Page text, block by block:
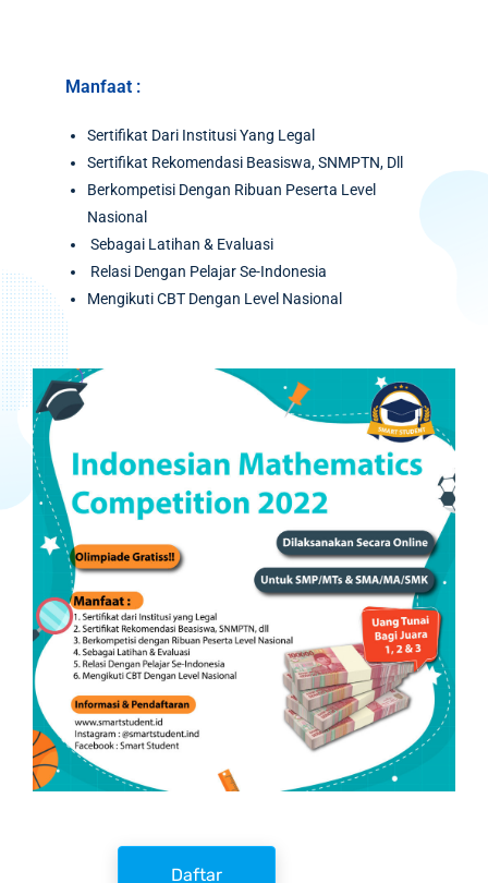
Manfaat :
Sertifikat Dari Institusi Yang Legal
Sertifikat Rekomendasi Beasiswa, SNMPTN, Dll
Berkompetisi Dengan Ribuan Peserta Level
Nasional
Sebagai Latihan & Evaluasi
Relasi Dengan Pelajar Se-Indonesia
Mengikuti CBT Dengan Level Nasional
Daftar